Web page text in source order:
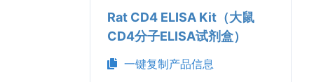
Rat CD4 ELISA Kit（大鼠
CD4分子ELISA试剂盒）
一键复制产品信息